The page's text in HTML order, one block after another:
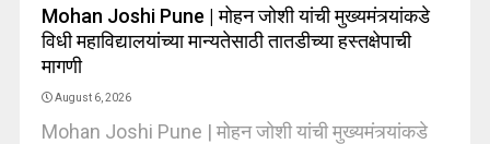
Mohan Joshi Pune | मोहन जोशी यांची मुख्यमंत्र्यांकडे
विधी महाविद्यालयांच्या मान्यतेसाठी तातडीच्या हस्तक्षेपाची
मागणी
August 6, 2026
Mohan Joshi Pune | मोहन जोशी यांची मुख्यमंत्र्यांकडे